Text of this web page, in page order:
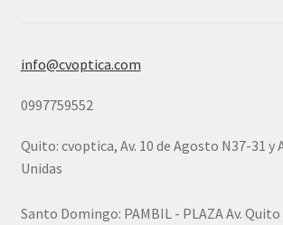
info@cvoptica.com
0997759552
Quito: cvoptica, Av. 10 de Agosto N37-31 y
Unidas
Santo Domingo: PAMBIL - PLAZA Av.